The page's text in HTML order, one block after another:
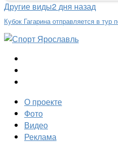
Другие виды2 дня назад
Кубок Гагарина отправляется в тур
О проекте
Фото
Видео
Реклама